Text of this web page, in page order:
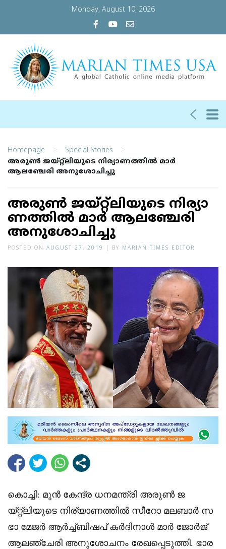
Monday, August 10, 2026
Homepage > Special Stories >
അ​​​രു​​​ൺ ജ​​​യ്റ്റ്‌ലിയു​​​ടെ നി​​​ര്യാ​​​ണ​​​ത്തി​​​ൽ മാർ
ആലഞ്ചേരി അനുശോചിച്ചു
അ​​​രു​​​ൺ ജ​​​യ്റ്റ്‌ലിയു​​​ടെ നി​​​ര്യാ​​​
ണ​​​ത്തി​​​ൽ മാർ ആലഞ്ചേരി
അനുശോചിച്ചു
POSTED ON AUGUST 27, 2019 BY MARIAN TIMES EDITOR
കൊ​​​ച്ചി: മു​​​ൻ കേ​​​ന്ദ്ര ധ​​​ന​​​മ​​​ന്ത്രി അ​​​രു​​​ൺ ജ​​​
യ്റ്റ്‌ലിയു​​​ടെ നി​​​ര്യാ​​​ണ​​​ത്തി​​​ൽ സീ​​​റോ മ​​​ല​​​ബാ​​​ർ സ​​​
ഭാ മേ​​​ജ​​​ർ ആ​​​ർ​​​ച്ച്ബി​​​ഷ​​​പ് ക​​​ർ​​​ദി​​​നാ​​​ൾ മാ​​​ർ ജോ​​​ർ​​​ജ്
ആ​​​ല​​​ഞ്ചേ​​​രി അ​​​നു​​​ശോ​​​ച​​​നം രേ​​​ഖ​​​പ്പെ​​​ടു​​​ത്തി. ഭാ​​​ര​​​